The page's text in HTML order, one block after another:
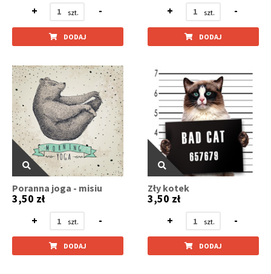
+
-
DODAJ
+
-
DODAJ
Poranna joga - misiu
3,50 zł
+
-
DODAJ
Zły kotek
3,50 zł
+
-
DODAJ